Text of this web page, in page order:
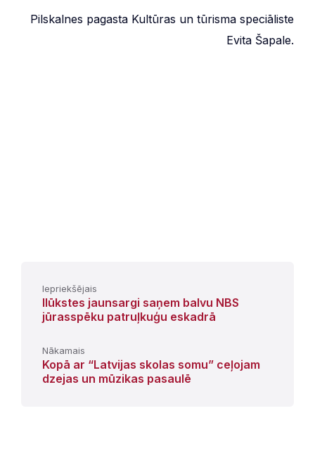
Pilskalnes pagasta Kultūras un tūrisma speciāliste
Evita Šapale.
Iepriekšējais
Ilūkstes jaunsargi saņem balvu NBS
jūrasspēku patruļkuģu eskadrā
Nākamais
Kopā ar “Latvijas skolas somu” ceļojam
dzejas un mūzikas pasaulē